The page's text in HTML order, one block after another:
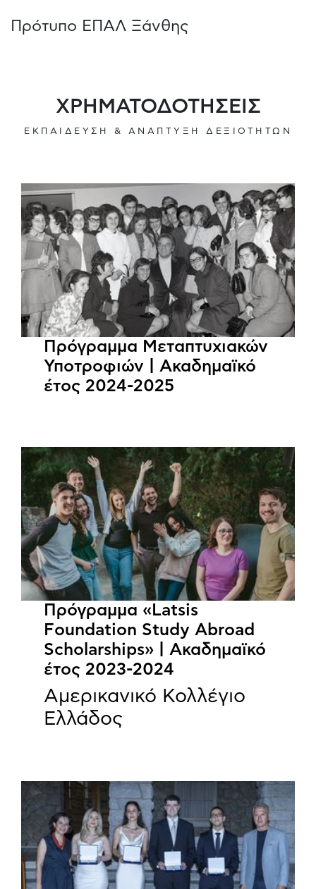
Πρότυπο ΕΠΑΛ Ξάνθης
ΧΡΗΜΑΤΟΔΟΤΗΣΕΙΣ
ΕΚΠΑΙΔΕΥΣΗ & ΑΝΑΠΤΥΞΗ ΔΕΞΙΟΤΗΤΩΝ
Πρόγραμμα Μεταπτυχιακών
Υποτροφιών | Ακαδημαϊκό
έτος 2024-2025
Πρόγραμμα «Latsis
Foundation Study Abroad
Scholarships» | Ακαδημαϊκό
έτος 2023-2024
Αμερικανικό Κολλέγιο
Ελλάδος